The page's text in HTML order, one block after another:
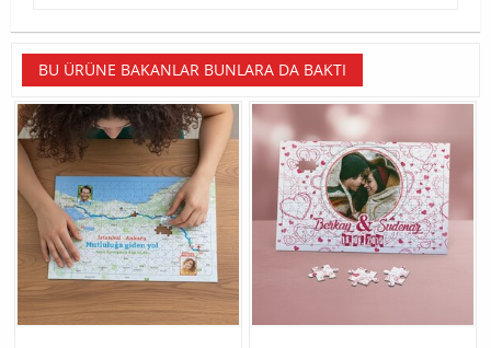
BU ÜRÜNE BAKANLAR BUNLARA DA BAKTI